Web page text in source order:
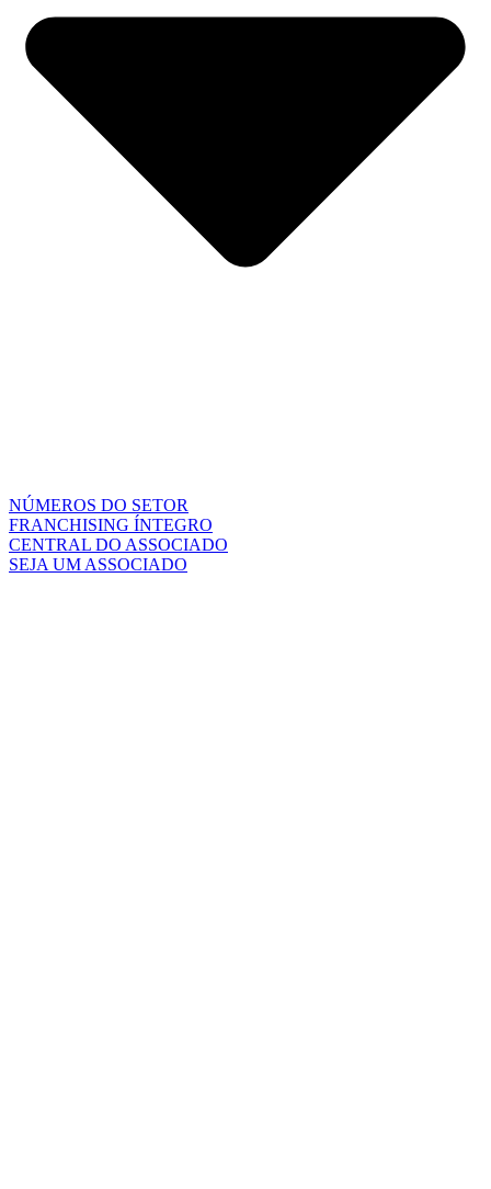
NÚMEROS DO SETOR
FRANCHISING ÍNTEGRO
CENTRAL DO ASSOCIADO
SEJA UM ASSOCIADO